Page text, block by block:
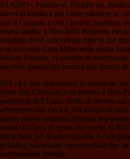
STADIO - Portello sì, Portello no.
lavori di bonifica per l'area milanese in
con il Comune e con i partner societari,
nuovo stadio. L'idea della dirigenza era
cittadino dove concentrare tutte le sue
con successo Casa Milan nella stessa
Milano Finanza, ci sarebbe la
starebbe guardando intorno alla ricerca
BIS - Le due opportunità in questione
Sesto San Giovanni e un terreno a Rho-
padiglioni dell'Expo. Nulla di diverso sul
ammonterebbe circa a 300 milioni di
queste nuove soluzioni offrono
infatti sia l'area di Sesto che quella di
immediata per quanto riguarda il
pubblici, nonostante rappresentino due
centralissimo Portello.